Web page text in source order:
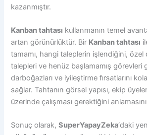
kazanmıştır.
Kanban tahtası kullanmanın temel
artan görünürlüktür. Bir Kanban tahtası
tamamı, hangi taleplerin işlendiğini, özel
talepleri ve henüz başlamamış görevleri
darboğazları ve iyileştirme fırsatlarını
sağlar. Tahtanın görsel yapısı, ekip
üzerinde çalışması gerektiğini
Sonuç olarak,SuperYapayZeka‘daki